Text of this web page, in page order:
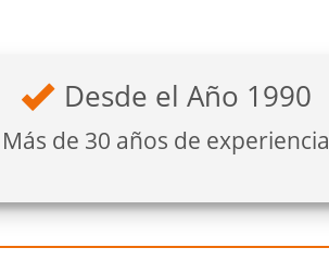
Desde el Año 1990
Más de 30 años de experiencia